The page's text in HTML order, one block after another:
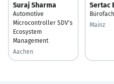
Suraj Sharma
Automotive
Microcontroller SDV's
Ecosystem
Management
Aachen
Sertac
Mainz